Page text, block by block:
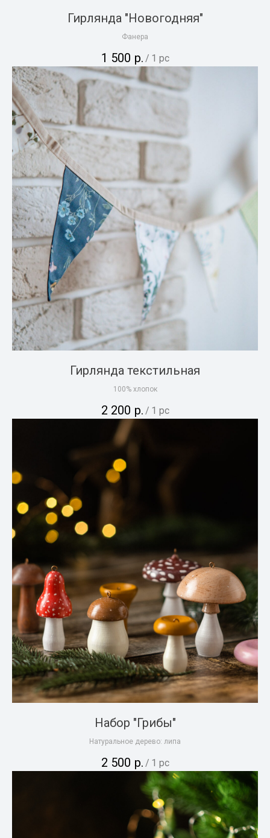
Гирлянда "Новогодняя"
Фанера
1 500 р. / 1 pc
Гирлянда текстильная
100% хлопок
2 200 р. / 1 pc
Набор "Грибы"
Натуральное дерево: липа
2 500 р. / 1 pc